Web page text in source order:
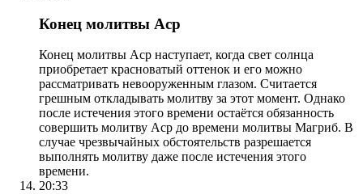
Конец молитвы Аср
Конец молитвы Аср наступает, когда свет солнца
приобретает красноватый оттенок и его можно
рассматривать невооруженным глазом. Считается
грешным откладывать молитву за этот момент. Однако
после истечения этого времени остаётся обязанность
совершить молитву Аср до времени молитвы Магриб. В
случае чрезвычайных обстоятельств разрешается
выполнять молитву даже после истечения этого
времени.
20:33